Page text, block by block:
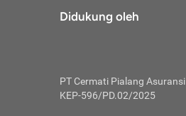
tidak
skor
Didukung oleh
PT Cermati Pialang Asuransi
KEP-596/PD.02/2025